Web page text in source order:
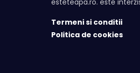
Termeni si conditii
Politica de cookies